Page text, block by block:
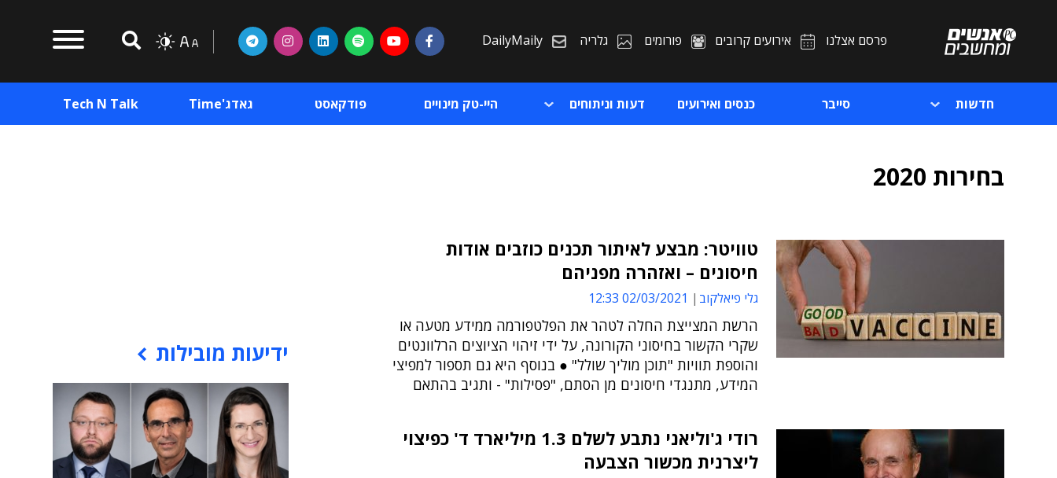
פרסם אצלנו אירועים קרובים פורומים גלריה DailyMaily
חדשות סייבר כנסים ואירועים דעות וניתוחים היי-טק מינויים פודקאסט גאדג'Time Tech N Talk
בחירות 2020
טוויטר: מבצע לאיתור תכנים כוזבים אודות
חיסונים – ואזהרה מפניהם
גלי פיאלקוב 02/03/2021 12:33
הרשת המצייצת החלה לטהר את הפלטפורמה ממידע מטעה או
שקרי הקשור בחיסוני הקורונה, על ידי זיהוי הציוצים הרלוונטים
והוספת תוויות "תוכן מוליך שולל" ● בנוסף היא גם תספור למפיצי
המידע, מתנגדי חיסונים מן הסתם, "פסילות" - ותגיב בהתאם
רודי ג'וליאני נתבע לשלם 1.3 מיליארד ד' כפיצוי
ליצרנית מכשור הצבעה
ידיעות מובילות